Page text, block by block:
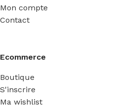
Mon compte
Contact
Ecommerce
Boutique
S'inscrire
Ma wishlist